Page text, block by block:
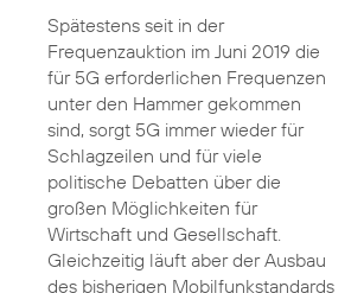
Spätestens seit in der
Frequenzauktion im Juni 2019 die
für 5G erforderlichen Frequenzen
unter den Hammer gekommen
sind, sorgt 5G immer wieder für
Schlagzeilen und für viele
politische Debatten über die
großen Möglichkeiten für
Wirtschaft und Gesellschaft.
Gleichzeitig läuft aber der Ausbau
des bisherigen Mobilfunkstandards